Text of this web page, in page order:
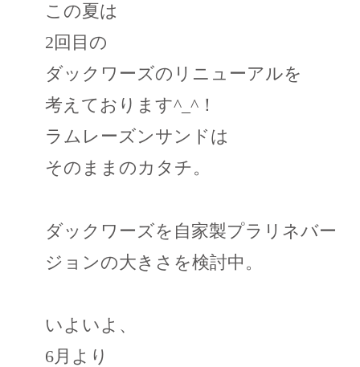
この夏は
2回目の
ダックワーズのリニューアルを
考えております^_^！
ラムレーズンサンドは
そのままのカタチ。
ダックワーズを自家製プラリネバー
ジョンの大きさを検討中。
いよいよ、
6月より